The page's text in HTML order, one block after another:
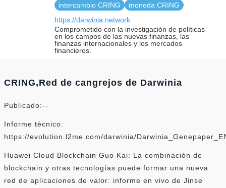
intercambio CRING
moneda CRING
https://darwinia.network
Comprometido con la investigación de políticas
en los campos de las nuevas finanzas, las
finanzas internacionales y los mercados
financieros.
CRING,Red de cangrejos de Darwinia
Publicado:--
Informe técnico:
https://evolution.l2me.com/darwinia/
Huawei Cloud Blockchain Guo Kai: La combinación de
blockchain y otras tecnologías puede formar una nueva
red de aplicaciones de valor: informe en vivo de Jinse